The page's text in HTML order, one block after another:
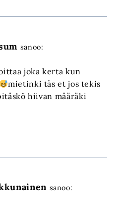
sanoo:
joka kerta kun
mietinki täs et jos tekis
hiivan määräki
sanoo: